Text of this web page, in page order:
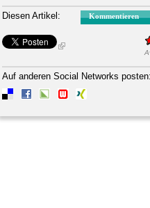
Diesen Artikel: Kommentieren
Auf anderen Social Networks